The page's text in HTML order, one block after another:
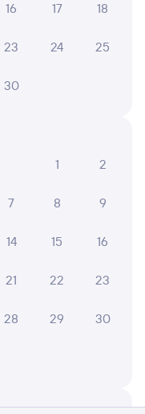
16 17 18
23 24 25
30
1
2
7 8 9
14 15 16
21 22 23
28 29 30